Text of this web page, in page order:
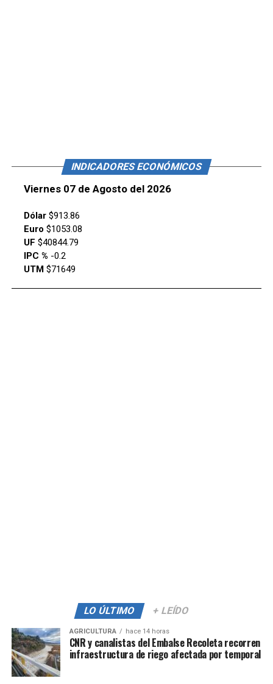
INDICADORES ECONÓMICOS
Viernes 07 de Agosto del 2026
Dólar$913.86
Euro $1053.08
UF $40844.79
IPC % -0.2
UTM$71649
LO ÚLTIMO + LEÍDO
AGRICULTURA hace 14 horas
CNR y canalistas del Embalse Recoleta recorren
infraestructura de riego afectada por temporal